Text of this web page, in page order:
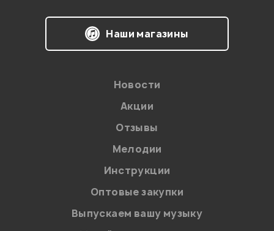
Мой отзыв о товаре
Впечатления о товаре:
Наши магазины
Новости
Акции
Отзывы
Мелодии
Инструкции
Оптовые закупки
Выпускаем вашу музыку